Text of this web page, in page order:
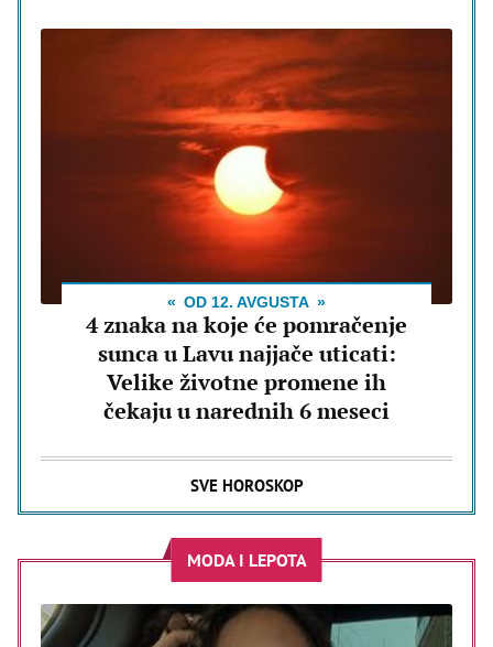
OD 12. AVGUSTA
4 znaka na koje će pomračenje
sunca u Lavu najjače uticati:
Velike životne promene ih
čekaju u narednih 6 meseci
SVE HOROSKOP
MODA I LEPOTA